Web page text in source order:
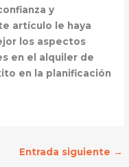
y
artículo le haya
los aspectos
en el alquiler de
en la planificación
Entrada siguiente →